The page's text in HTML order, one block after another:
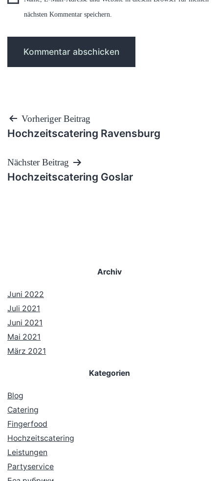
nächsten Kommentar speichern.
Beitragsnavigation
Vorheriger Beitrag
Hochzeitscatering Ravensburg
Nächster Beitrag
Hochzeitscatering Goslar
Archiv
Juni 2022
Juli 2021
Juni 2021
Mai 2021
März 2021
Kategorien
Blog
Catering
Fingerfood
Hochzeitscatering
Leistungen
Partyservice